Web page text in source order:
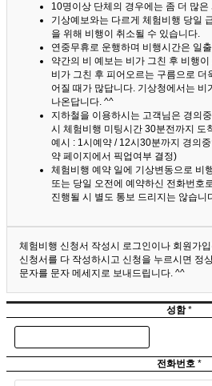
10명이상 단체의 경우에는 좀 더 많
기상예보와는 다르게 체험비행 당일
을 위해 비행이 취소될 수 있습니다.
연중무휴로 운행하며 비행시간은 일
약간의 비 예보는 비가 그친 후 비행
비가 그친 후 피어오르는 구름으로 더
어질 때가 많답니다. 기상청에서는 비
나온답니다. ^^
지하철을 이용하시는 고객님은 경의
시 체험비행 미팅시간 30분전까지 도
예시 : 1시예약 / 12시30분까지 경의
약 페이지에서 픽업여부 결정)
체험비행 예약 일에 기상변동으로 비
또는 당일 오전에 예약하신 전화번호
진행될 시 별도 통보 드리지는 않습니
체험비행 신청서 작성시 로그인이나 회원가
신청서를 다 작성하시고 신청을 누르시면 정
문자를 문자 메세지로 보내드립니다. ^^
성함*
전화번호 *